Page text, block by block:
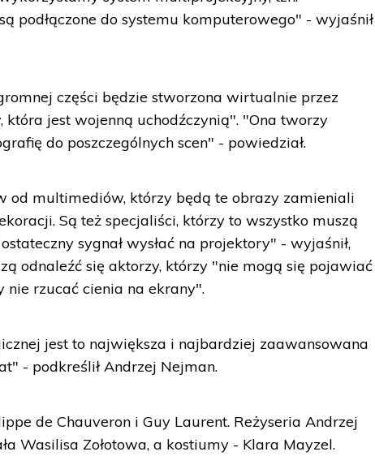
podłączone do systemu komputerowego" - wyjaśnił
części będzie stworzona wirtualnie przez
która jest wojenną uchodźczynią". "Ona tworzy
do poszczególnych scen" - powiedział.
od multimediów, którzy będą te obrazy zamieniali
Są też specjaliści, którzy to wszystko muszą
sygnał wysłać na projektory" - wyjaśnił,
odnaleźć się aktorzy, którzy "nie mogą się pojawiać
nie rzucać cienia na ekrany".
jest to największa i najbardziej zaawansowana
- podkreślił Andrzej Nejman.
de Chauveron i Guy Laurent. Reżyseria Andrzej
Wasilisa Zołotowa, a kostiumy - Klara Mayzel.